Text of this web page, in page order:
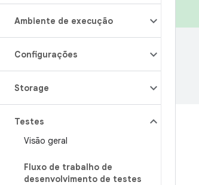
Ambiente de execução
Configurações
Storage
Testes
Visão geral
Fluxo de trabalho de
desenvolvimento de testes